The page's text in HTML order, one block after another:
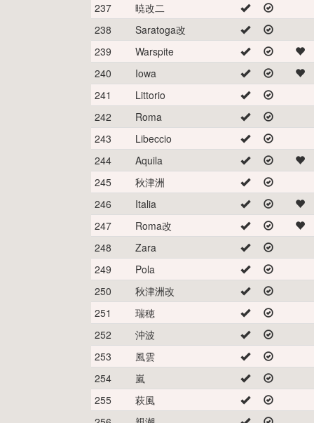
237
暁改二
238
Saratoga改
239
Warspite
240
Iowa
241
Littorio
242
Roma
243
Libeccio
244
Aquila
245
秋津洲
246
Italia
247
Roma改
248
Zara
249
Pola
250
秋津洲改
251
瑞穂
252
沖波
253
風雲
254
嵐
255
萩風